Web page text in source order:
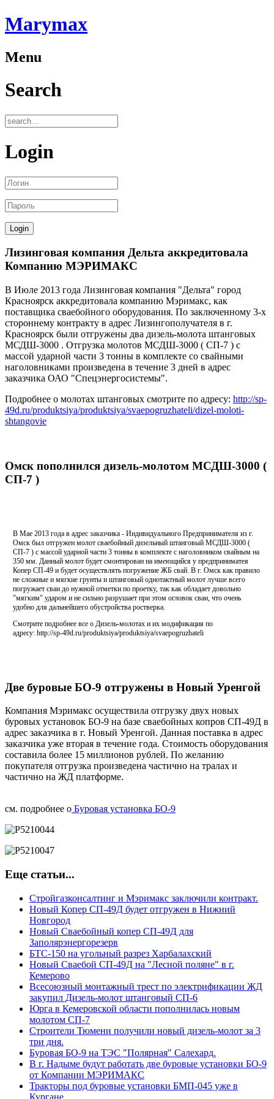
Marymax
Menu
Search
Login
Лизинговая компания Дельта аккредитовала
Компанию МЭРИМАКС
В Июле 2013 года Лизинговая компания "Дельта" город
Красноярск аккредитовала компанию Мэримакс, как
поставщика сваебойного оборудования. По заключенному 3-х
стороннему контракту в адрес Лизингополучателя в г.
Красноярск были отгружены два дизель-молота штанговых
МСДШ-3000 . Отгрузка молотов МСДШ-3000 ( СП-7 ) с
массой ударной части 3 тонны в комплекте со свайными
наголовниками произведена в течение 3 дней в адрес
заказчика ОАО "Спецэнергосистемы".
Подробнее о молотах штанговых смотрите по адресу: http://sp-
49d.ru/produktsiya/produktsiya/svaepogruzhateli/dizel-moloti-
shtangovie
Омск пополнился дизель-молотом МСДШ-3000 (
СП-7 )
В Мае 2013 года в адрес заказчика - Индивидуального Предпринимателя из г.
Омск был отгружен молот сваебойный дизельный штанговый МСДШ-3000 (
СП-7 ) с массой ударной части 3 тонны в комплекте с наголовником свайным на
350 мм. Данный молот будет смонтирован на имеющийся у предприниматея
Копер СП-49 и будет осуществлять погружение ЖБ свай. В г. Омск как правило
не сложные и мягкие грунты и штанговый однотактный молот лучше всего
погружает сваи до нужной отметки по проетку, так как обладает довольно
"мягким" ударом и не сильно разрушает при этом огловок сваи, что очень
удобно для дальнейшего обустройства ростверка.
Смотрите подробнее все о Дизель-молотах и их модификация по
адресу: http://sp-49d.ru/produktsiya/produktsiya/svaepogruzhateli
Две буровые БО-9 отгружены в Новый Уренгой
Компания Мэримакс осуществила отгрузку двух новых
буровых установок БО-9 на базе сваебойных копров СП-49Д в
адрес заказчика в г. Новый Уренгой. Данная поставка в адрес
заказчика уже вторая в течение года. Стоимость оборудования
составила более 15 миллионов рублей. По желанию
покупателя отгрузка произведена частично на тралах и
частично на ЖД платформе.
см. подробнее о Буровая установка БО-9
Еще статьи...
Стройгазконсалтинг и Мэримакс заключили контракт.
Новый Копер СП-49Д будет отгружен в Нижний
Новгород
Новый Сваебойный копер СП-49Д для
Заполярэнергорезерв
БТС-150 на угольный разрез Харбалахский
Новый Сваебой СП-49Д на "Лесной поляне" в г.
Кемерово
Всесоюзный монтажный трест по электрификации ЖД
закупил Дизель-молот штанговый СП-6
Юрга в Кемеровской области пополнилась новым
молотом СП-7
Строители Тюмени получили новый дизель-молот за 3
три дня.
Буровая БО-9 на ТЭС "Полярная" Салехард.
В г. Надыме будут работать две буровые установки БО-9
от Компании МЭРИМАКС
Тракторы под буровые установки БМП-045 уже в
Кургане.